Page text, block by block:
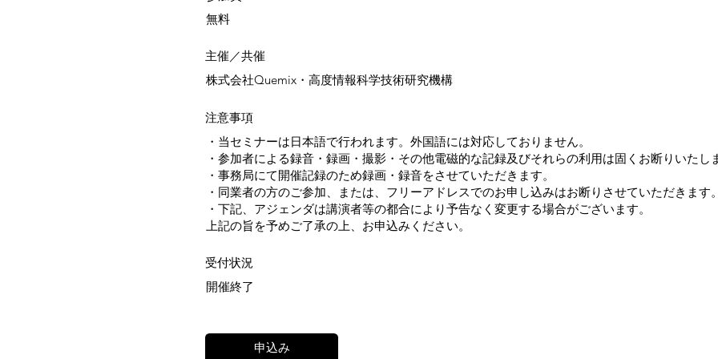
無料
​主催／共催
株式会社Quemix・高度情報科学技術研究機構
注意事項
・当セミナーは日本語で行われます。外国語には対応しておりません。
・参加者による録音・録画・撮影・その他電磁的な記録及びそれらの利用は固くお断りいたし
・事務局にて開催記録のため録画・録音をさせていただきます。
・同業者の方のご参加、または、フリーアドレスでのお申し込みはお断りさせていただきます。
・下記、アジェンダは講演者等の都合により予告なく変更する場合がございます。
上記の旨を予めご了承の上、お申込みください。
受付状況
開催終了
申込み